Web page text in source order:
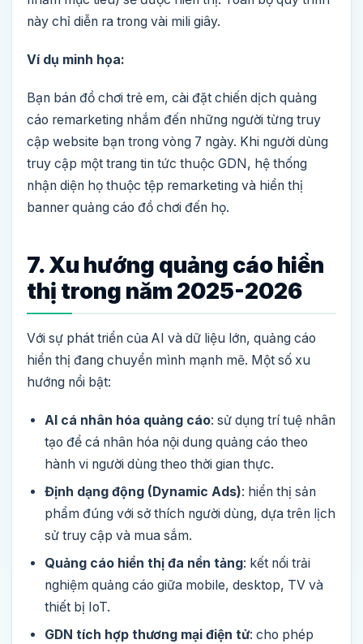
này chỉ diễn ra trong vài mili giây.
Ví dụ minh họa:
Bạn bán đồ chơi trẻ em, cài đặt chiến dịch quảng
cáo remarketing nhắm đến những người từng truy
cập website bạn trong vòng 7 ngày. Khi người dùng
truy cập một trang tin tức thuộc GDN, hệ thống
nhận diện họ thuộc tệp remarketing và hiển thị
banner quảng cáo đồ chơi đến họ.
7. Xu hướng quảng cáo hiển
thị trong năm 2025-2026
Với sự phát triển của AI và dữ liệu lớn, quảng cáo
hiển thị đang chuyển mình mạnh mẽ. Một số xu
hướng nổi bật:
AI cá nhân hóa quảng cáo: sử dụng trí tuệ nhân
tạo để cá nhân hóa nội dung quảng cáo theo
hành vi người dùng theo thời gian thực.
Định dạng động (Dynamic Ads): hiển thị sản
phẩm đúng với sở thích người dùng, dựa trên lịch
sử truy cập và mua sắm.
Quảng cáo hiển thị đa nền tảng: kết nối trải
nghiệm quảng cáo giữa mobile, desktop, TV và
thiết bị IoT.
GDN tích hợp thương mại điện tử: cho phép